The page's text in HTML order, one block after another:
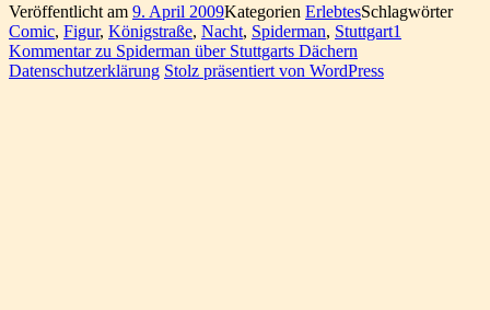
Veröffentlicht am 9. April 2009Kategorien ErlebtesSchlagwörter
Comic, Figur, Königstraße, Nacht, Spiderman, Stuttgart1
Kommentarzu Spiderman über Stuttgarts Dächern
Datenschutzerklärung Stolz präsentiert von WordPress